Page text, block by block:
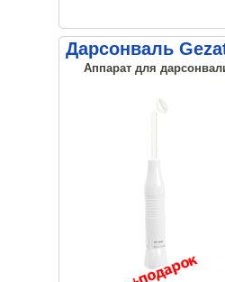
Дарсонваль
Аппарат для